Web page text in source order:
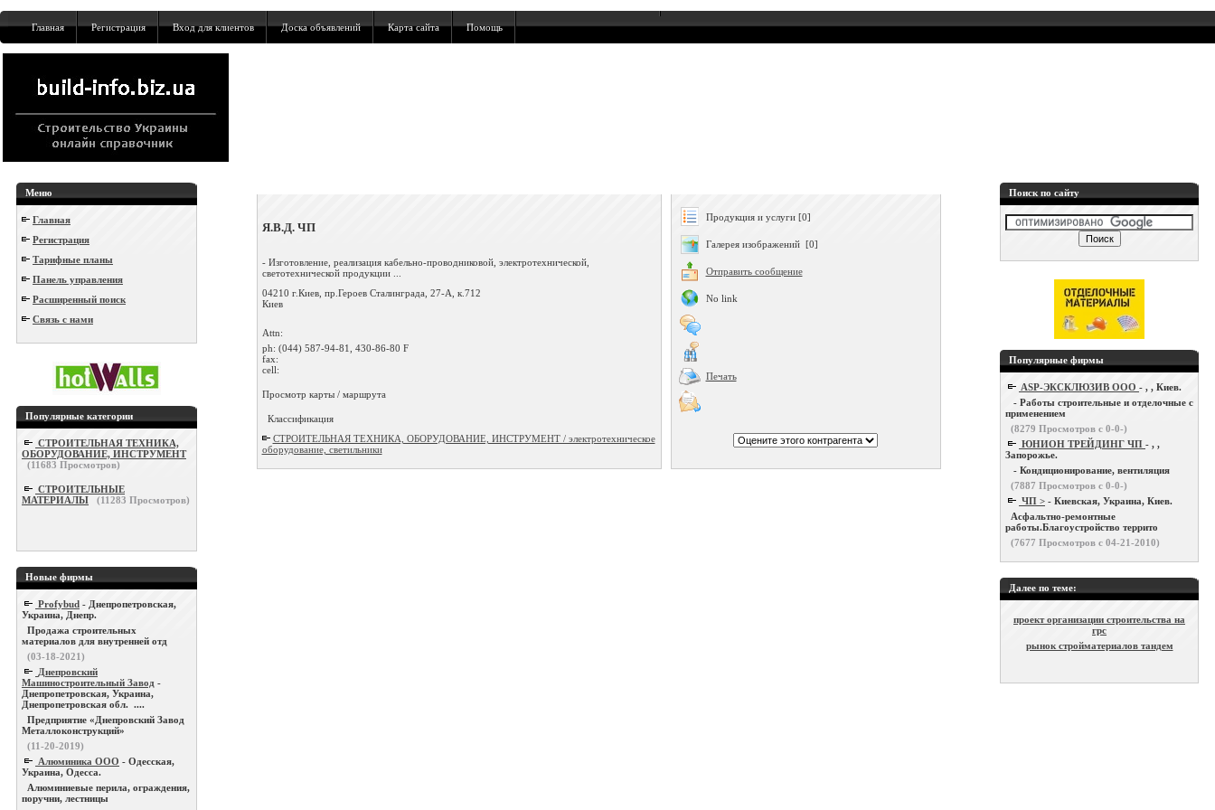
Главная Регистрация Вход для клиентов Доска объявлений Карта сайта Помощь
Меню
Главная
Регистрация
Тарифные планы
Панель управления
Расширенный поиск
Связь с нами
Популярные категории
СТРОИТЕЛЬНАЯ ТЕХНИКА,
ОБОРУДОВАНИЕ, ИНСТРУМЕНТ
(11683 Просмотров)
СТРОИТЕЛЬНЫЕ
МАТЕРИАЛЫ
(11283 Просмотров)
Новые фирмы
Profybud - Днепропетровская,
Украина, Днепр.
Продажа строительных
материалов для внутренней отд
(03-18-2021)
Днепровский
Машиностроительный Завод -
Днепропетровская, Украина,
Днепропетровская обл. ....
Предприятие «Днепровский Завод
Металлоконструкций»
(11-20-2019)
Алюминика ООО - Одесская,
Украина, Одесса.
Алюминиевые перила, ограждения,
поручни, лестницы
Я.В.Д. ЧП
- Изготовление, реализация кабельно-проводниковой, электротехнической,
светотехнической продукции ...
04210 г.Киев, пр.Героев Сталинграда, 27-А, к.712
Киев
Attn:
ph: (044) 587-94-81, 430-86-80 F
fax:
cell:
Просмотр карты / маршрута
Классификация
СТРОИТЕЛЬНАЯ ТЕХНИКА, ОБОРУДОВАНИЕ, ИНСТРУМЕНТ / электротехническое
оборудование, светильники
Продукция и услуги [0]
Галерея изображений [0]
Отправить сообщение
No link
Печать
Поиск по сайту
Популярные фирмы
ASP-ЭКСКЛЮЗИВ ООО - , , Киев.
- Работы строительные и отделочные с
применением
(8279 Просмотров с 0-0-)
ЮНИОН ТРЕЙДИНГ ЧП - , ,
Запорожье.
- Кондиционирование, вентиляция
(7887 Просмотров с 0-0-)
ЧП > - Киевская, Украина, Киев.
Асфальтно-ремонтные
работы.Благоустройство террито
(7677 Просмотров с 04-21-2010)
Далее по теме:
проект организации строительства на
грс
рынок стройматериалов тандем